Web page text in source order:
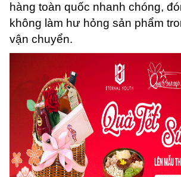
hàng toàn quốc nhanh chóng,
không làm hư hỏng sản phẩm
vận chuyển.